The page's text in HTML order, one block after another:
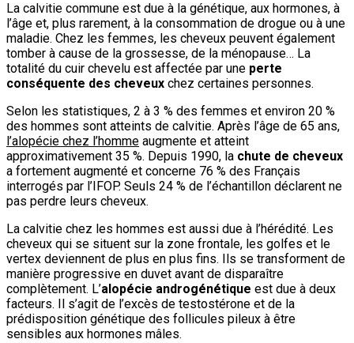
La calvitie commune est due à la génétique, aux hormones, à
l’âge et, plus rarement, à la consommation de drogue ou à une
maladie. Chez les femmes, les cheveux peuvent également
tomber à cause de la grossesse, de la ménopause… La
totalité du cuir chevelu est affectée par une perte
conséquente des cheveux chez certaines personnes.
Selon les statistiques, 2 à 3 % des femmes et environ 20 %
des hommes sont atteints de calvitie. Après l’âge de 65 ans,
l’alopécie chez l’homme augmente et atteint
approximativement 35 %. Depuis 1990, la chute de cheveux
a fortement augmenté et concerne 76 % des Français
interrogés par l’IFOP. Seuls 24 % de l’échantillon déclarent ne
pas perdre leurs cheveux.
La calvitie chez les hommes est aussi due à l’hérédité. Les
cheveux qui se situent sur la zone frontale, les golfes et le
vertex deviennent de plus en plus fins. Ils se transforment de
manière progressive en duvet avant de disparaître
complètement. L’alopécie androgénétique est due à deux
facteurs. Il s’agit de l’excès de testostérone et de la
prédisposition génétique des follicules pileux à être
sensibles aux hormones mâles.